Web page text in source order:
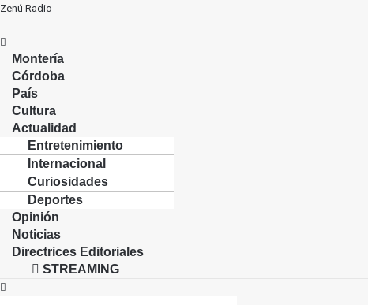
Zenú Radio
Menú
Montería
Córdoba
País
Cultura
Actualidad
Entretenimiento
Internacional
Curiosidades
Deportes
Opinión
Noticias
Directrices Editoriales
STREAMING